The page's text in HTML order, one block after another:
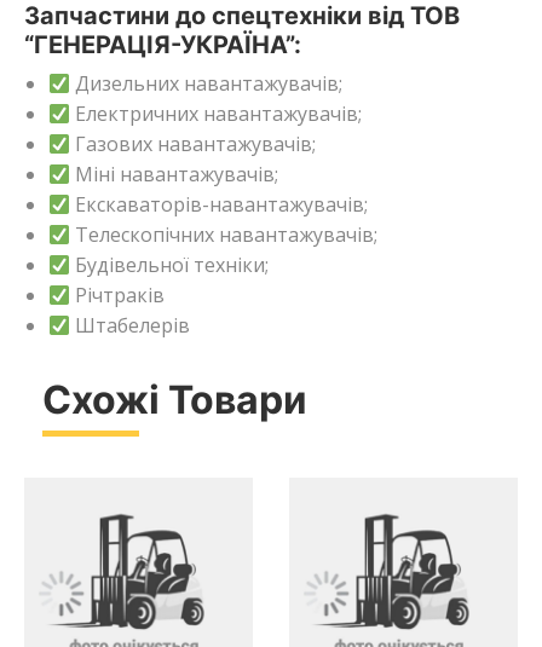
Запчастини до спецтехніки від ТОВ
“ГЕНЕРАЦІЯ-УКРАЇНА”:
Дизельних навантажувачів;
Електричних навантажувачів;
Газових навантажувачів;
Міні навантажувачів;
Екскаваторів-навантажувачів;
Телескопічних навантажувачів;
Будівельної техніки;
Річтраків
Штабелерів
Схожі Товари